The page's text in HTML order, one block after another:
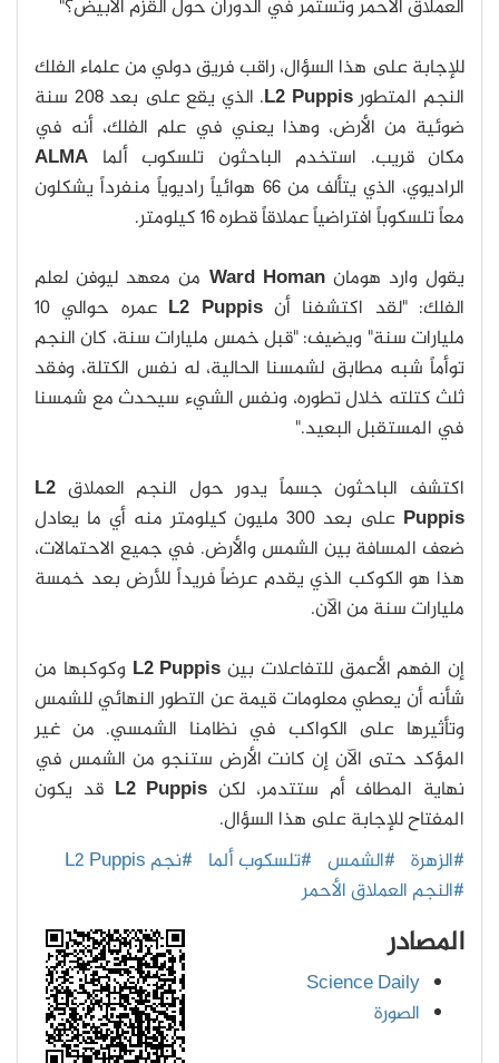
العملاق الأحمر وتستمر في الدوران حول القزم الأبيض؟"
للإجابة على هذا السؤال، راقب فريق دولي من علماء الفلك
النجم المتطورL2 Puppis
. الذي يقع على بعد 208 سنة
ضوئية من الأرض، وهذا يعني في علم الفلك، أنه في
مكان قريب. استخدم الباحثون تلسكوب ألما ALMA
الراديوي، الذي يتألف من 66 هوائياً راديوياً منفرداً يشكلون
معاً تلسكوباً افتراضياً عملاقاً قطره 16 كيلومتر.
يقول وارد هومانWard Homan من معهد ليوفن لعلم
الفلك: "لقد اكتشفنا أن L2 Puppis
عمره حوالي 10
مليارات سنة" ويضيف: "قبل خمس مليارات سنة، كان النجم
توأماً شبه مطابق لشمسنا الحالية، له نفس الكتلة، وفقد
ثلث كتلته خلال تطوره، ونفس الشيء سيحدث مع شمسنا
في المستقبل البعيد."
اكتشف الباحثون جسماً يدور حول النجم العملاق L2
Puppis
على بعد 300 مليون كيلومتر منه أي ما يعادل
ضعف المسافة بين الشمس والأرض. في جميع الاحتمالات،
هذا هو الكوكب الذي يقدم عرضاً فريداً للأرض بعد خمسة
مليارات سنة من الآن.
إن الفهم الأعمق للتفاعلات بين L2 Puppis وكوكبها من
شأنه أن يعطي معلومات قيمة عن التطور النهائي للشمس
وتأثيرها على الكواكب في نظامنا الشمسي. من غير
المؤكد حتى الآن إن كانت الأرض ستنجو من الشمس في
نهاية المطاف أم ستتدمر، لكن L2 Puppis قد يكون
المفتاح للإجابة على هذا السؤال.
#الزهرة #الشمس #تلسكوب ألما #نجم L2 Puppis
#النجم العملاق الأحمر
المصادر
Science Daily
الصورة